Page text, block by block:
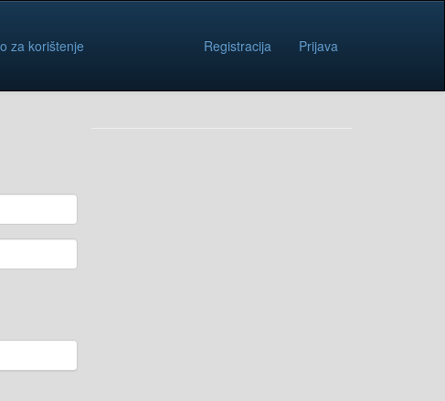
za korištenje Registracija Prijava